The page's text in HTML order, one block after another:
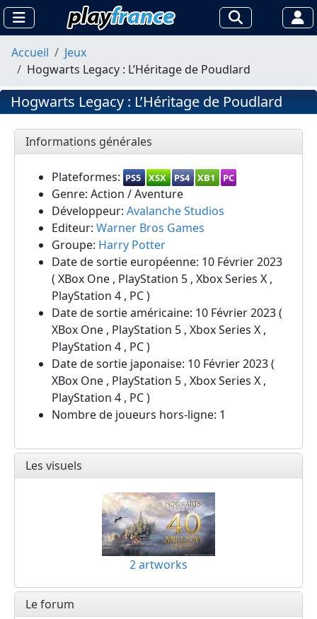
Accueil
Jeux
Hogwarts Legacy : L’Héritage de Poudlard
Hogwarts Legacy : L’Héritage de Poudlard
Informations générales
Plateformes: PS5 XSX PS4 XB1 PC
Genre: Action / Aventure
Développeur: Avalanche Studios
Editeur: Warner Bros Games
Groupe: Harry Potter
Date de sortie européenne: 10 Février 2023
( XBox One , PlayStation 5 , Xbox Series X ,
PlayStation 4 , PC )
Date de sortie américaine: 10 Février 2023 (
XBox One , PlayStation 5 , Xbox Series X ,
PlayStation 4 , PC )
Date de sortie japonaise: 10 Février 2023 (
XBox One , PlayStation 5 , Xbox Series X ,
PlayStation 4 , PC )
Nombre de joueurs hors-ligne: 1
Les visuels
2 artworks
Le forum